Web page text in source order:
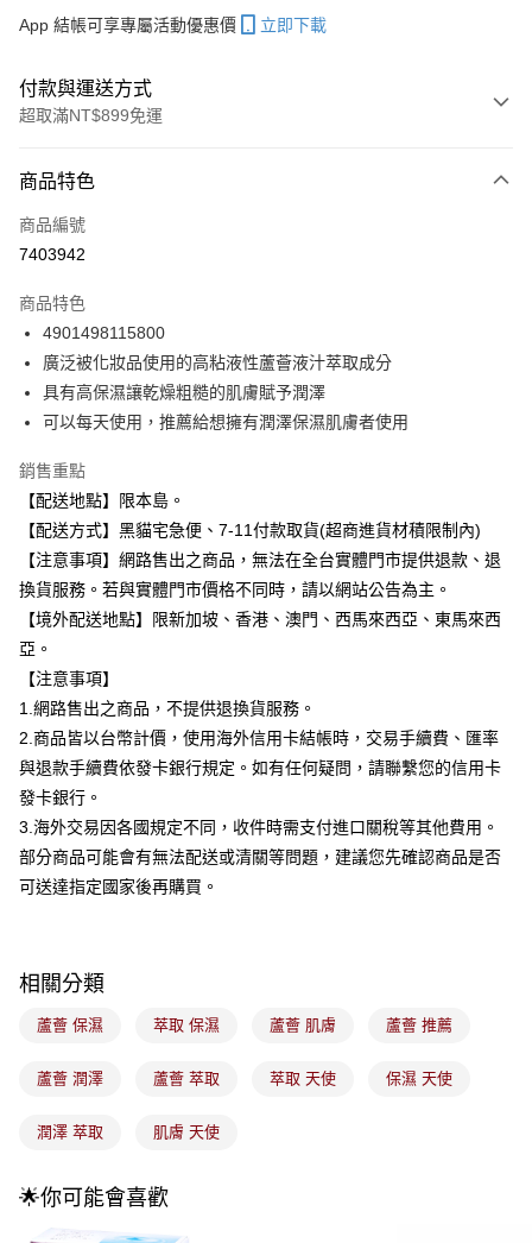
App 結帳可享專屬活動優惠價 立即下載
付款與運送方式
超取滿NT$899免運
信用卡一次付款
信用卡分期付款
合作金庫商業銀行
華南商業銀行
上海商業儲蓄銀行
台北富邦商業銀行
國泰世華商業銀行
兆豐國際商業銀行
臺灣中小企業銀行
台中商業銀行
聯邦商業銀行
元大商業銀行
台新國際商業銀行
中國信託商業銀行
台灣樂天信用卡公司
LINE Pay
Apple Pay
悠遊付
Google Pay
全盈+PAY
大哥付你分期
相關說明
【大哥付你分期使用說明】
1.本服務由台灣大哥大提供，台灣大哥大用戶可立即使用無須另外申請。
2.付款方式選擇「大哥付你分期」，訂單成立後會自動跳轉到大哥付的交易
流程，驗證手機門號後，選擇欲分期的期數、繳款截止日，確認付款後即完
成交易。
3.實際核准額度、可分期數及費用金額請依後續交易確認頁面所載為準。
消。如遇「轉專審核」未通過狀況，表示未達大哥付你分期系統評分，恕無
法說明評估內容。
【繳款方式說明】
1.分期款項不併入電信帳單，「大哥付你分期」於每月結算日後寄送繳費提
1.本服務係由「台灣大哥大股份有限公司」（以下簡稱本公司）所提供，讓
買賣價金債權讓與本公司後，依約使用本公司帳單繳交帳款。
由本公司與您本人進行分期帳單所需資料之確認、核對及更正。
ATM付款
運送方式
全家取貨付款
每筆NT$100，滿NT$899(含以上)免運費
付款後全家取貨
每筆NT$100，滿NT$899(含以上)免運費
付款後7-11取貨
每筆NT$100，滿NT$899(含以上)免運費
每筆NT$100，滿NT$399(含以上)免運費
商品特色
商品編號
7403942
商品特色
4901498115800
廣泛被化妝品使用的高粘液性蘆薈液汁萃取成分
具有高保濕讓乾燥粗糙的肌膚賦予潤澤
可以每天使用，推薦給想擁有潤澤保濕肌膚者使用
銷售重點
【配送地點】限本島。
【配送方式】黑貓宅急便、7-11付款取貨(超商進貨材積限制內)
【注意事項】網路售出之商品，無法在全台實體門市提供退款、退
換貨服務。若與實體門市價格不同時，請以網站公告為主。
【境外配送地點】限新加坡、香港、澳門、西馬來西亞、東馬來西
亞。
【注意事項】
1.網路售出之商品，不提供退換貨服務。
2.商品皆以台幣計價，使用海外信用卡結帳時，交易手續費、匯率
與退款手續費依發卡銀行規定。如有任何疑問，請聯繫您的信用卡
發卡銀行。
3.海外交易因各國規定不同，收件時需支付進口關稅等其他費用。
部分商品可能會有無法配送或清關等問題，建議您先確認商品是否
可送達指定國家後再購買。
相關分類
蘆薈 保濕 萃取 保濕 蘆薈 肌膚 蘆薈 推薦
蘆薈 潤澤 蘆薈 萃取 萃取 天使 保濕 天使
潤澤 萃取 肌膚 天使
🌟你可能會喜歡